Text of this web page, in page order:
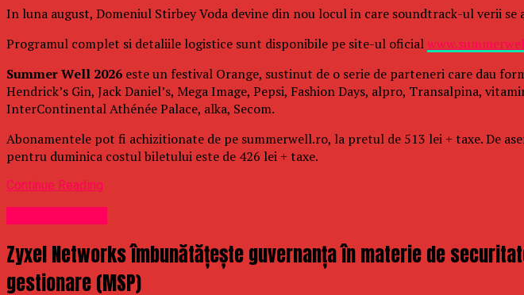
In luna august, Domeniul Stirbey Voda devine din nou locul in care soundtrack-ul verii se
Programul complet si detaliile logistice sunt disponibile pe site-ul oficial
Summer Well 2026 este un festival Orange, sustinut de o serie de parteneri care dau
Hendrick’s Gin, Jack Daniel’s, Mega Image, Pepsi, Fashion Days, alpro, Transalpina,
InterContinental Athénée Palace, alka, Secom.
Abonamentele pot fi achizitionate de pe summerwell.ro, la pretul de 513 lei + taxe. De
pentru duminica costul biletului este de 426 lei + taxe.
Continue Reading
Zyxel Networks îmbunătățește guvernanța în materie de
gestionare (MSP)